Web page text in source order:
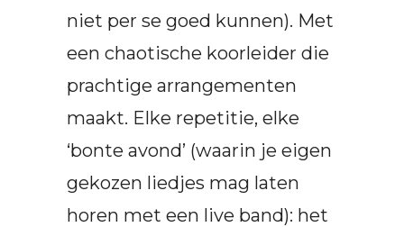
niet per se goed kunnen). Met
een chaotische koorleider die
prachtige arrangementen
maakt. Elke repetitie, elke
‘bonte avond’ (waarin je eigen
gekozen liedjes mag laten
horen met een live band): het